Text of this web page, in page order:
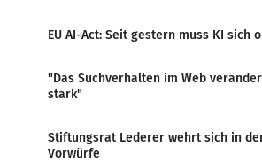
EU AI-Act: Seit gestern muss KI sich
"Das Suchverhalten im Web
stark"
Stiftungsrat Lederer wehrt sich in
Vorwürfe